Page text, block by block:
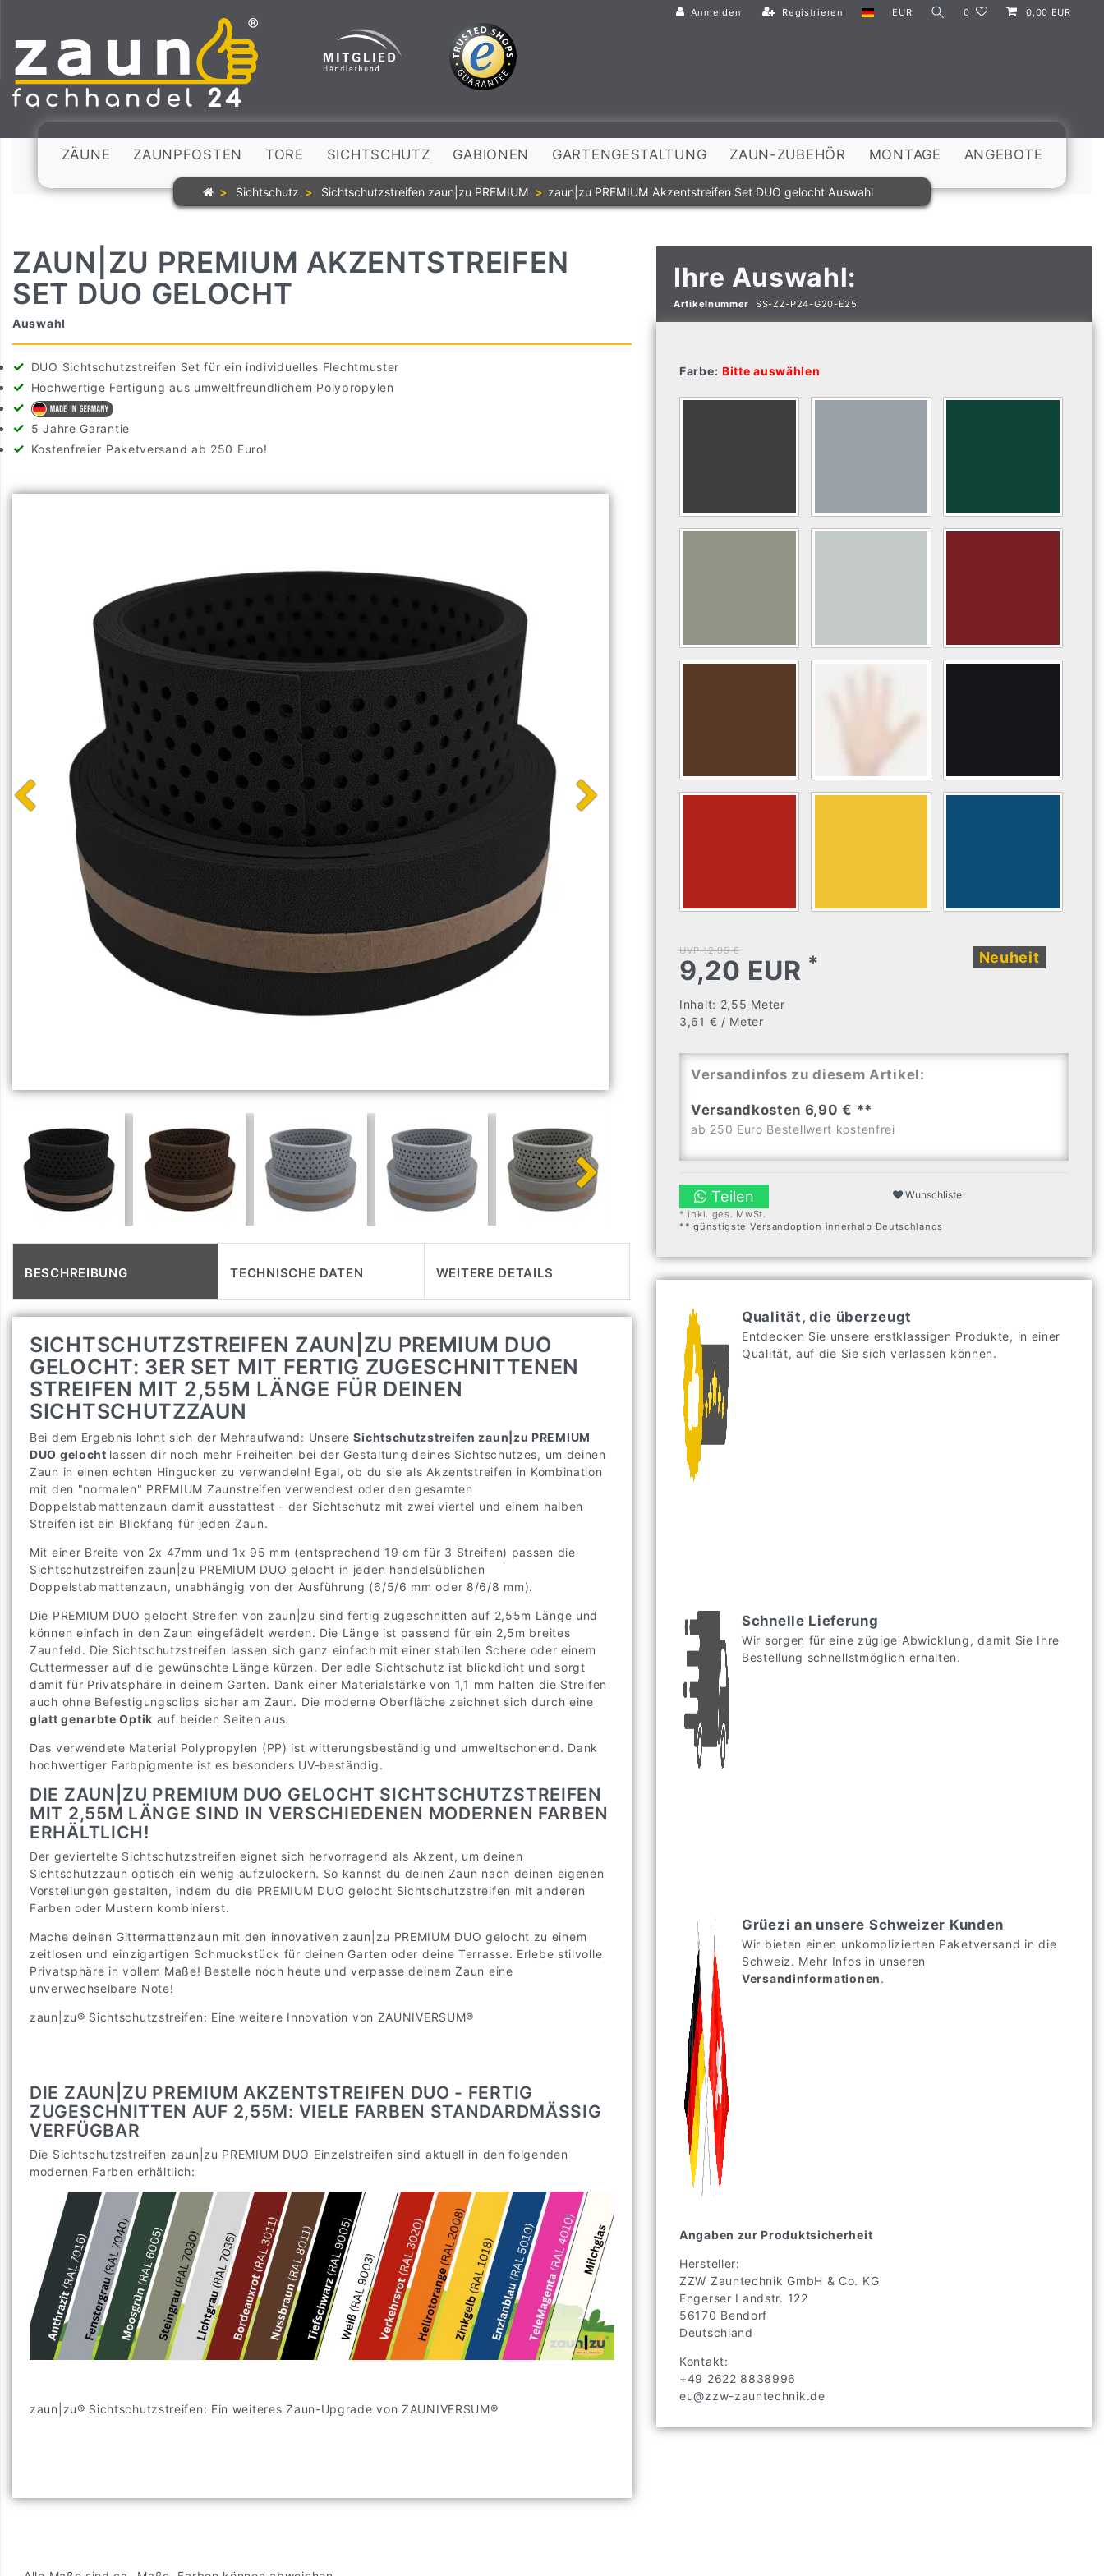
Anmelden Registrieren EUR 0 0,00 EUR
ZÄUNE ZAUNPFOSTEN TORE SICHTSCHUTZ GABIONEN GARTENGESTALTUNG ZAUN-ZUBEHÖR MONTAGE ANGEBOTE
Sichtschutz Sichtschutzstreifen zaun|zu PREMIUM zaun|zu PREMIUM Akzentstreifen Set DUO gelocht Auswahl
ZAUN|ZU PREMIUM AKZENTSTREIFEN
SET DUO GELOCHT
Auswahl
DUO Sichtschutzstreifen Set für ein individuelles Flechtmuster
Hochwertige Fertigung aus umweltfreundlichem Polypropylen
5 Jahre Garantie
Kostenfreier Paketversand ab 250 Euro!
BESCHREIBUNG TECHNISCHE DATEN WEITERE DETAILS
SICHTSCHUTZSTREIFEN ZAUN|ZU PREMIUM DUO
GELOCHT: 3ER SET MIT FERTIG ZUGESCHNITTENEN
STREIFEN MIT 2,55M LÄNGE FÜR DEINEN
SICHTSCHUTZZAUN
Bei dem Ergebnis lohnt sich der Mehraufwand: UnsereSichtschutzstreifen zaun|zu PREMIUM
DUO gelocht lassen dir noch mehr Freiheiten bei der Gestaltung deines Sichtschutzes, um deinen
Zaun in einen echten Hingucker zu verwandeln! Egal, ob du sie als Akzentstreifen in Kombination
mit den "normalen" PREMIUM Zaunstreifen verwendest oder den gesamten
Doppelstabmattenzaun damit ausstattest - der Sichtschutz mit zwei viertel und einem halben
Streifen ist ein Blickfang für jeden Zaun.
Mit einer Breite von 2x 47mm und 1x 95 mm (entsprechend 19 cm für 3 Streifen) passen die
Sichtschutzstreifen zaun|zu PREMIUM DUO gelocht in jeden handelsüblichen
Doppelstabmattenzaun, unabhängig von der Ausführung (6/5/6 mm oder 8/6/8 mm).
Die PREMIUM DUO gelocht Streifen von zaun|zu sind fertig zugeschnitten auf 2,55m Länge und
können einfach in den Zaun eingefädelt werden. Die Länge ist passend für ein 2,5m breites
Zaunfeld. Die Sichtschutzstreifen lassen sich ganz einfach mit einer stabilen Schere oder einem
Cuttermesser auf die gewünschte Länge kürzen. Der edle Sichtschutz ist blickdicht und sorgt
damit für Privatsphäre in deinem Garten. Dank einer Materialstärke von 1,1 mm halten die Streifen
auch ohne Befestigungsclips sicher am Zaun. Die moderne Oberfläche zeichnet sich durch eine
glatt genarbte Optik auf beiden Seiten aus.
Das verwendete Material Polypropylen (PP) ist witterungsbeständig und umweltschonend. Dank
hochwertiger Farbpigmente ist es besonders UV-beständig.
DIE ZAUN|ZU PREMIUM DUO GELOCHT SICHTSCHUTZSTREIFEN
MIT 2,55M LÄNGE SIND IN VERSCHIEDENEN MODERNEN FARBEN
ERHÄLTLICH!
Der geviertelte Sichtschutzstreifen eignet sich hervorragend als Akzent, um deinen
Sichtschutzzaun optisch ein wenig aufzulockern. So kannst du deinen Zaun nach deinen eigenen
Vorstellungen gestalten, indem du die PREMIUM DUO gelocht Sichtschutzstreifen mit anderen
Farben oder Mustern kombinierst.
Mache deinen Gittermattenzaun mit den innovativen zaun|zu PREMIUM DUO gelocht zu einem
zeitlosen und einzigartigen Schmuckstück für deinen Garten oder deine Terrasse. Erlebe stilvolle
Privatsphäre in vollem Maße! Bestelle noch heute und verpasse deinem Zaun eine
unverwechselbare Note!
zaun|zu® Sichtschutzstreifen: Eine weitere Innovation von ZAUNIVERSUM®
DIE ZAUN|ZU PREMIUM AKZENTSTREIFEN DUO - FERTIG
ZUGESCHNITTEN AUF 2,55M: VIELE FARBEN STANDARDMÄSSIG V
ERFÜGBAR
Die Sichtschutzstreifen zaun|zu PREMIUM DUO Einzelstreifen sind aktuell in den folgenden
modernen Farben erhältlich:
zaun|zu® Sichtschutzstreifen: Ein weiteres Zaun-Upgrade von ZAUNIVERSUM®
Ihre Auswahl:
Artikelnummer SS-ZZ-P24-G20-E25
Farbe: Bitte auswählen
UVP 12,95 €
9,20 EUR *
Inhalt: 2,55 Meter
3,61 € / Meter
Neuheit
Versandinfos zu diesem Artikel:
Versandkosten 6,90 € **
ab 250 Euro Bestellwert kostenfrei
Teilen Wunschliste
* inkl. ges. MwSt.
** günstigste Versandoption innerhalb Deutschlands
Qualität, die überzeugt
Entdecken Sie unsere erstklassigen Produkte, in einer
Qualität, auf die Sie sich verlassen können.
Schnelle Lieferung
Wir sorgen für eine zügige Abwicklung, damit Sie Ihre
Bestellung schnellstmöglich erhalten.
Grüezi an unsere Schweizer Kunden
Wir bieten einen unkomplizierten Paketversand in die
Schweiz. Mehr Infos in unseren
Versandinformationen.
Angaben zur Produktsicherheit
Hersteller:
ZZW Zauntechnik GmbH & Co. KG
Engerser Landstr. 122
56170 Bendorf
Deutschland
Kontakt:
+49 2622 8838996
eu@zzw-zauntechnik.de